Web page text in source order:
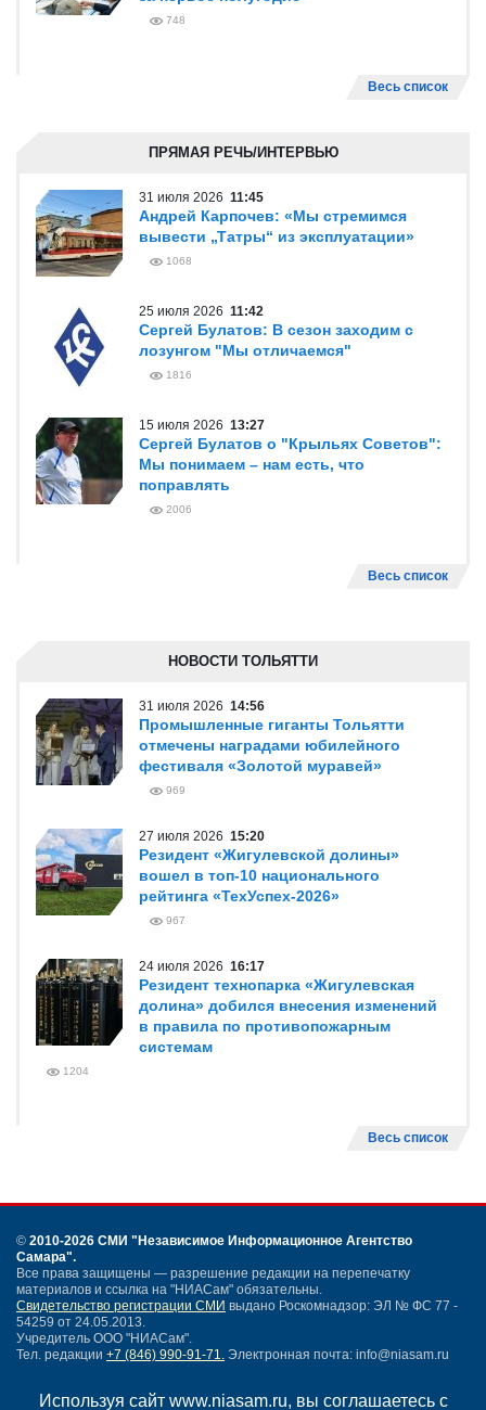
Используя сайт www.niasam.ru, вы соглашаетесь с
748
Весь список
ПРЯМАЯ РЕЧЬ/ИНТЕРВЬЮ
31 июля 2026 11:45
Андрей Карпочев: «Мы стремимся
вывести „Татры“ из эксплуатации»
1068
25 июля 2026 11:42
Сергей Булатов: В сезон заходим с
лозунгом "Мы отличаемся"
1816
15 июля 2026 13:27
Сергей Булатов о "Крыльях Советов":
Мы понимаем – нам есть, что
поправлять
2006
Весь список
НОВОСТИ ТОЛЬЯТТИ
31 июля 2026 14:56
Промышленные гиганты Тольятти
отмечены наградами юбилейного
фестиваля «Золотой муравей»
969
27 июля 2026 15:20
Резидент «Жигулевской долины»
вошел в топ-10 национального
рейтинга «ТехУспех-2026»
967
24 июля 2026 16:17
Резидент технопарка «Жигулевская
долина» добился внесения изменений
в правила по противопожарным
системам
1204
Весь список
© 2010-2026 СМИ "Независимое Информационное Агентство
Самара".
Все права защищены — разрешение редакции на перепечатку
материалов и ссылка на "НИАСам" обязательны.
Свидетельство регистрации СМИ выдано Роскомнадзор: ЭЛ № ФС 77 -
54259 от 24.05.2013.
Учредитель ООО "НИАСам".
Тел. редакции +7 (846) 990-91-71. Электронная почта: info@niasam.ru